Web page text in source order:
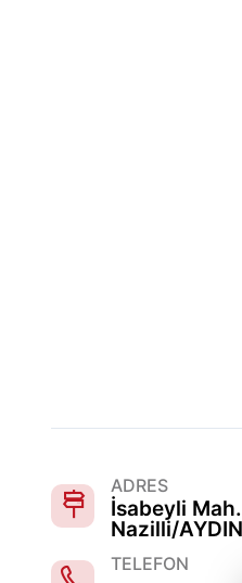
ADRES
İsabeyli
Nazilli/AYDIN
TELEFON